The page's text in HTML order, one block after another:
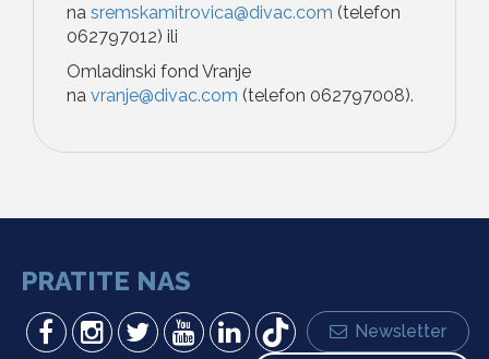
na sremskamitrovica@divac.com (telefon
062797012) ili
Omladinski fond Vranje
na vranje@divac.com (telefon 062797008).
PRATITE NAS
Newsletter